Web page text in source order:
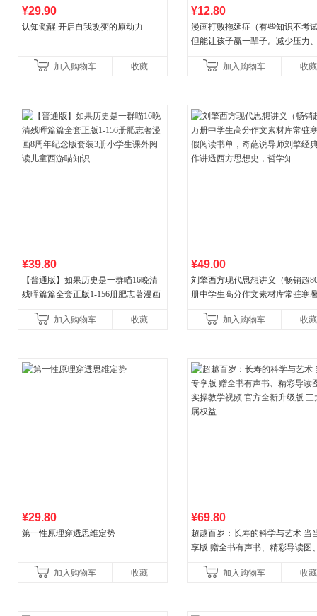
¥29.90
认知觉醒 开启自我改变的原动力
加入购物车 收藏
¥12.80
漫画打败拖延症（有些知识不考
但能让孩子赢一辈子。减少压力
合“小行动”触发大脑行动开
加入购物车 收藏
¥39.80
【普通版】如果历史是一群喵16晚清
残晖篇篇全套正版1-156册肥志著漫画
儿童西游喵知识
加入购物车 收藏
¥49.00
刘擎西方现代思想讲义（畅销超
册中学生高分作文素材库常驻寒
讲透西方思想史，哲学知
加入购物车 收藏
¥29.80
第一性原理穿透思维定势
加入购物车 收藏
¥69.80
超越百岁：长寿的科学与艺术 当
享版 赠全书有声书、精彩导读图
权益
加入购物车 收藏